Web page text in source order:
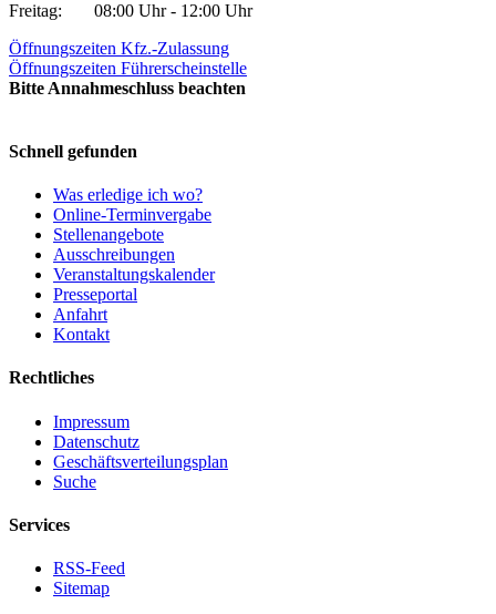
Freitag:
08:00 Uhr - 12:00 Uhr
Öffnungszeiten Kfz.-Zulassung
Öffnungszeiten Führerscheinstelle
Bitte Annahmeschluss beachten
Schnell gefunden
Was erledige ich wo?
Online-Terminvergabe
Stellenangebote
Ausschreibungen
Veranstaltungskalender
Presseportal
Anfahrt
Kontakt
Rechtliches
Impressum
Datenschutz
Geschäftsverteilungsplan
Suche
Services
RSS-Feed
Sitemap